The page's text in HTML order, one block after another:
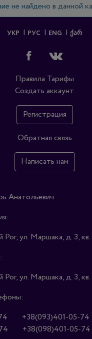
не найдено в данной
УКР РУС ENG ᲥᲐᲠ
Правила Тарифы
Создать аккаунт
Регистрация
Обратная связь
Написать нам
Анатольевич
Рог, ул. Маршака, д. 3,
Рог, ул. Маршака, д. 3,
+38(093)401-05-74
+38(098)401-05-74